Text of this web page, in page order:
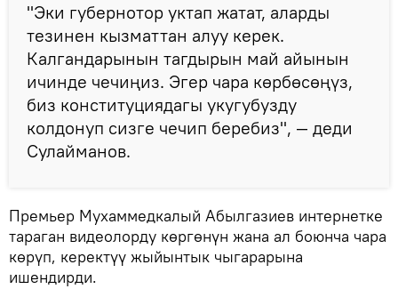
"Эки губернотор уктап жатат, аларды
тезинен кызматтан алуу керек.
Калгандарынын тагдырын май айынын
ичинде чечиңиз. Эгер чара көрбөсөңүз,
биз конституциядагы укугубузду
колдонуп сизге чечип беребиз", — деди
Сулайманов.
Премьер Мухаммедкалый Абылгазиев интернетке
тараган видеолорду көргөнүн жана ал боюнча чара
көрүп, керектүү жыйынтык чыгарарына
ишендирди.